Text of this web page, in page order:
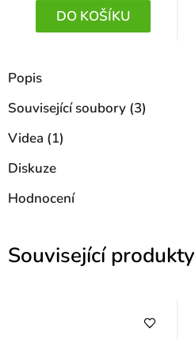
DO KOŠÍKU
Popis
Související soubory (3)
Videa (1)
Diskuze
Hodnocení
Související produkty